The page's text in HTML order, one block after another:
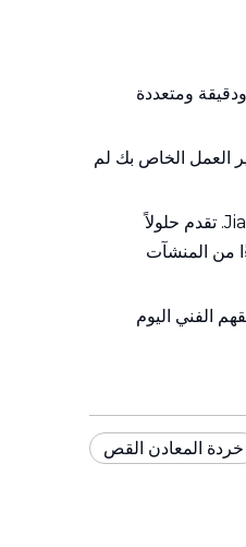
ومتعددة
العمل الخاص بك لم
بالنسبة للشركات التي تبحث عن مقصات خردة معدنية متينة وعالية الأداء ومخصصة لتلبية احتياجاتها التشغيلية الفريدة، Jiangsu Huanhong Hydraulic Co., Ltd. تقدم حلولاً
من المنشآت
الفني اليوم
خردة المعادن القص